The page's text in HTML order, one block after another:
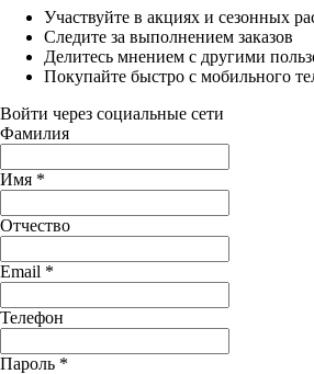
Участвуйте в акциях и сезонных
Следите за выполнением заказов
Делитесь мнением с другими
Покупайте быстро с мобильного
Войти через социальные сети
Фамилия
Имя *
Отчество
Email *
Телефон
Пароль *